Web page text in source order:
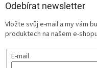
Odebírat newsletter
Vložte svůj e-mail a my vám
produktech na našem e-
E-mail